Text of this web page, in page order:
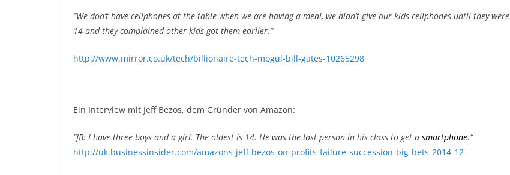
“We don’t have cellphones at the table when we are having a meal, we didn’t give our kids cellphones until they were
14 and they complained other kids got them earlier.”
http://www.mirror.co.uk/tech/billionaire-tech-mogul-bill-gates-10265298
Ein Interview mit Jeff Bezos, dem Gründer von Amazon:
“JB: I have three boys and a girl. The oldest is 14. He was the last person in his class to get a smartphone.“
http://uk.businessinsider.com/amazons-jeff-bezos-on-profits-failure-succession-big-bets-2014-12